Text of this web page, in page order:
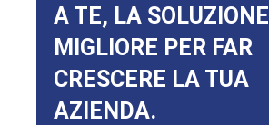
A TE, LA SOLUZIONE
MIGLIORE PER FAR
CRESCERE LA TUA
AZIENDA.